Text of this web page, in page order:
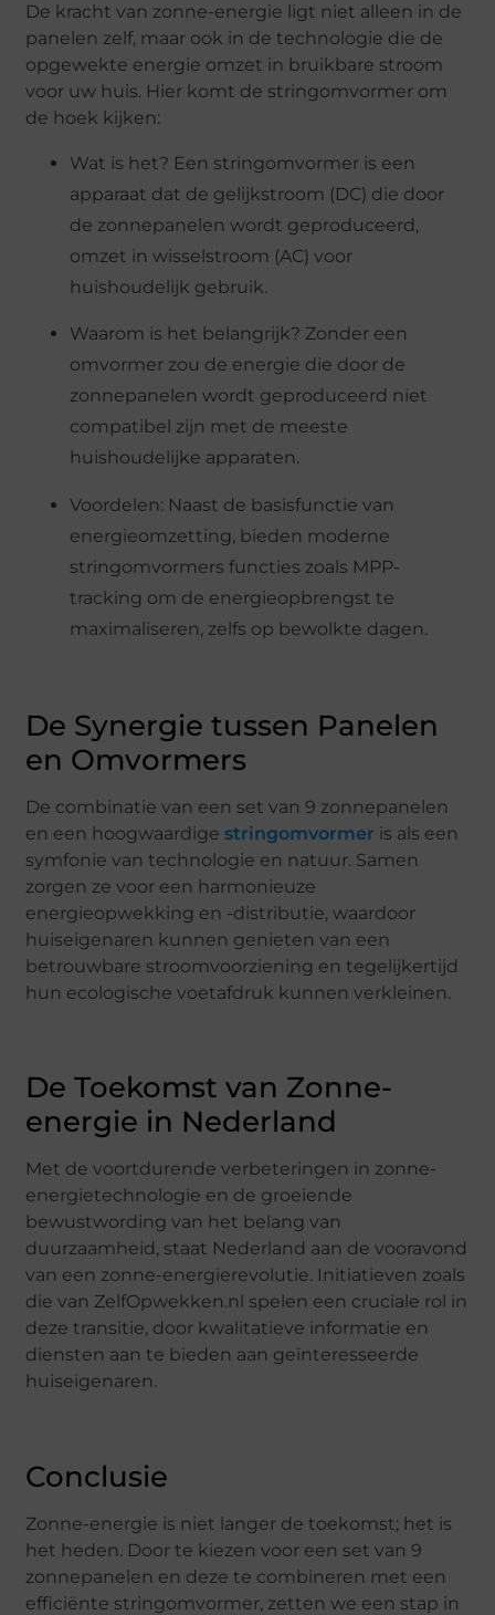
De kracht van zonne-energie ligt niet alleen in de
panelen zelf, maar ook in de technologie die de
opgewekte energie omzet in bruikbare stroom
voor uw huis. Hier komt de stringomvormer om
de hoek kijken:
Wat is het? Een stringomvormer is een
apparaat dat de gelijkstroom (DC) die door
de zonnepanelen wordt geproduceerd,
omzet in wisselstroom (AC) voor
huishoudelijk gebruik.
Waarom is het belangrijk? Zonder een
omvormer zou de energie die door de
zonnepanelen wordt geproduceerd niet
compatibel zijn met de meeste
huishoudelijke apparaten.
Voordelen: Naast de basisfunctie van
energieomzetting, bieden moderne
stringomvormers functies zoals MPP-
tracking om de energieopbrengst te
maximaliseren, zelfs op bewolkte dagen.
De Synergie tussen Panelen
en Omvormers
De combinatie van een set van 9 zonnepanelen
en een hoogwaardigestringomvormer is als een
symfonie van technologie en natuur. Samen
zorgen ze voor een harmonieuze
energieopwekking en -distributie, waardoor
huiseigenaren kunnen genieten van een
betrouwbare stroomvoorziening en tegelijkertijd
hun ecologische voetafdruk kunnen verkleinen.
De Toekomst van Zonne-
energie in Nederland
Met de voortdurende verbeteringen in zonne-
energietechnologie en de groeiende
bewustwording van het belang van
duurzaamheid, staat Nederland aan de vooravond
van een zonne-energierevolutie. Initiatieven zoals
die van ZelfOpwekken.nl spelen een cruciale rol in
deze transitie, door kwalitatieve informatie en
diensten aan te bieden aan geïnteresseerde
huiseigenaren.
Conclusie
Zonne-energie is niet langer de toekomst; het is
het heden. Door te kiezen voor een set van 9
zonnepanelen en deze te combineren met een
efficiënte stringomvormer, zetten we een stap in